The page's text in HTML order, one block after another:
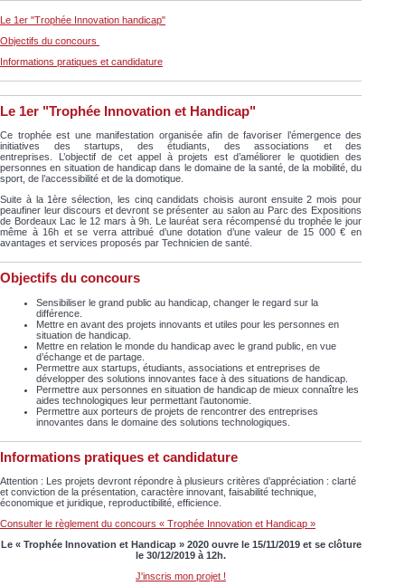
Le 1er "Trophée Innovation handicap"
Objectifs du concours
Informations pratiques et candidature
Le 1er "Trophée Innovation et Handicap"
Ce trophée est une manifestation organisée afin de favoriser l’émergence des
initiatives des startups, des étudiants, des associations et des
entreprises. L’objectif de cet appel à projets est d’améliorer le quotidien des
personnes en situation de handicap dans le domaine de la santé, de la mobilité, du
sport, de l’accessibilité et de la domotique.
Suite à la 1ère sélection, les cinq candidats choisis auront ensuite 2 mois pour
peaufiner leur discours et devront se présenter au salon au Parc des Expositions
de Bordeaux Lac le 12 mars à 9h. Le lauréat sera récompensé du trophée le jour
même à 16h et se verra attribué d’une dotation d’une valeur de 15 000 € en
avantages et services proposés par Technicien de santé.
Objectifs du concours
Sensibiliser le grand public au handicap, changer le regard sur la
différence.
Mettre en avant des projets innovants et utiles pour les personnes en
situation de handicap.
Mettre en relation le monde du handicap avec le grand public, en vue
d’échange et de partage.
Permettre aux startups, étudiants, associations et entreprises de
développer des solutions innovantes face à des situations de handicap.
Permettre aux personnes en situation de handicap de mieux connaître les
aides technologiques leur permettant l’autonomie.
Permettre aux porteurs de projets de rencontrer des entreprises
innovantes dans le domaine des solutions technologiques.
Informations pratiques et candidature
Attention : Les projets devront répondre à plusieurs critères d’appréciation : clarté
et conviction de la présentation, caractère innovant, faisabilité technique,
économique et juridique, reproductibilité, efficience.
Consulter le règlement du concours « Trophée Innovation et Handicap »
Le « Trophée Innovation et Handicap » 2020 ouvre le 15/11/2019 et se clôture
le 30/12/2019 à 12h.
J'inscris mon projet !